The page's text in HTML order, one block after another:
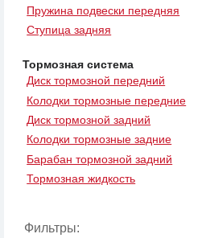
Пружина подвески передняя
Ступица задняя
Тормозная система
Диск тормозной передний
Колодки тормозные передние
Диск тормозной задний
Колодки тормозные задние
Барабан тормозной задний
Тормозная жидкость
Фильтры: